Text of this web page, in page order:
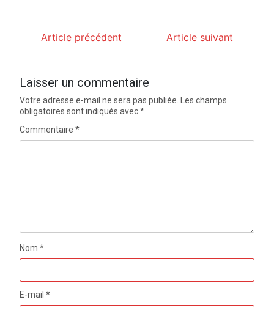
Article précédent Article suivant
Laisser un commentaire
Votre adresse e-mail ne sera pas publiée. Les champs
obligatoires sont indiqués avec*
Commentaire*
Nom*
E-mail*